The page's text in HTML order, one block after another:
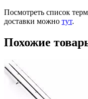
Посмотреть список
доставки можно тут.
Похожие